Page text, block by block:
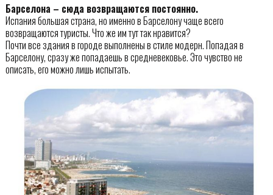
Барселона – сюда возвращаются постоянно.
Испания большая страна, но именно в Барселону чаще всего
возвращаются туристы. Что же им тут так нравится?
Почти все здания в городе выполнены в стиле модерн. Попадая в
Барселону, сразу же попадаешь в средневековье. Это чувство не
описать, его можно лишь испытать.